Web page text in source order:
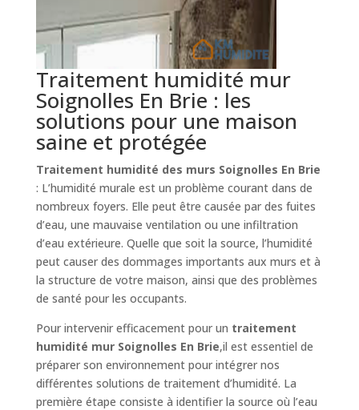
Traitement humidité mur
Soignolles En Brie : les
solutions pour une maison
saine et protégée
Traitement humidité des murs Soignolles En Brie
: L’humidité murale est un problème courant dans de
nombreux foyers. Elle peut être causée par des fuites
d’eau, une mauvaise ventilation ou une infiltration
d’eau extérieure. Quelle que soit la source, l’humidité
peut causer des dommages importants aux murs et à
la structure de votre maison, ainsi que des problèmes
de santé pour les occupants.
Pour intervenir efficacement pour un traitement
humidité mur Soignolles En Brie,il est essentiel de
préparer son environnement pour intégrer nos
différentes solutions de traitement d’humidité. La
première étape consiste à identifier la source où l’eau